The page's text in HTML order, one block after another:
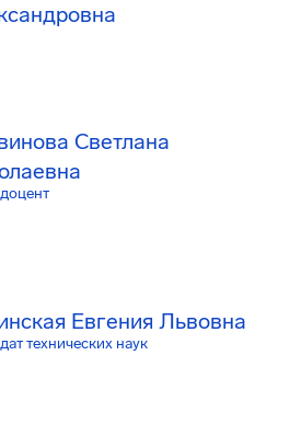
Светлана
Евгения Львовна
технических наук